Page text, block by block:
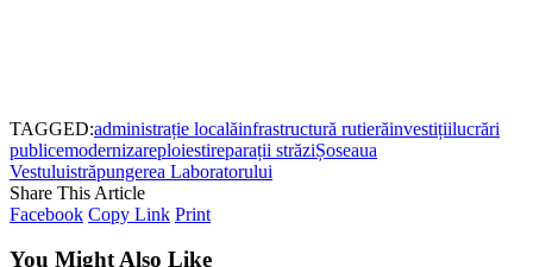
TAGGED:administrație localăinfrastructură rutierăinvestițiilucrări
publicemodernizareploiestireparații străziȘoseaua
Vestuluistrăpungerea Laboratorului
Share This Article
Facebook Copy Link Print
You Might Also Like